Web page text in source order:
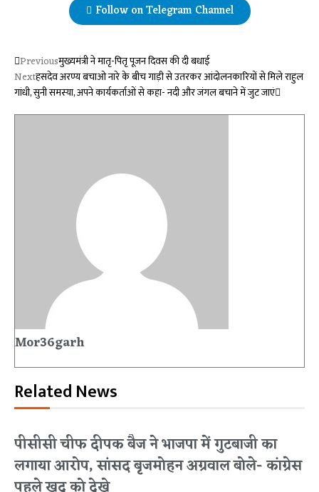
Follow on Telegram Channel
Previousमुख्यमंत्री ने मातृ-पितृ पूजन दिवस की दी बधाई
Nextहसदेव अरण्य बचाओ नारे के बीच गाड़ी से उतरकर आंदोलनकारियों से मिले राहुल
गांधी, सुनी समस्या, अपने कार्यकर्ताओं से कहा- नदी और जंगल बचाने में जुट जाएं
Mor36garh
Related News
पीसीसी चीफ दीपक बैज ने भाजपा में गुटबाजी का
लगाया आरोप, सांसद बृजमोहन अग्रवाल बोले- कांग्रेस